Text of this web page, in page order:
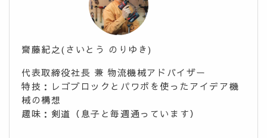
齋藤紀之(さいとう のりゆき)
代表取締役社長 兼 物流機械アドバイザー
特技：レゴブロックとパワポを使ったアイデア機
械の構想
趣味：剣道（息子と毎週通っています）